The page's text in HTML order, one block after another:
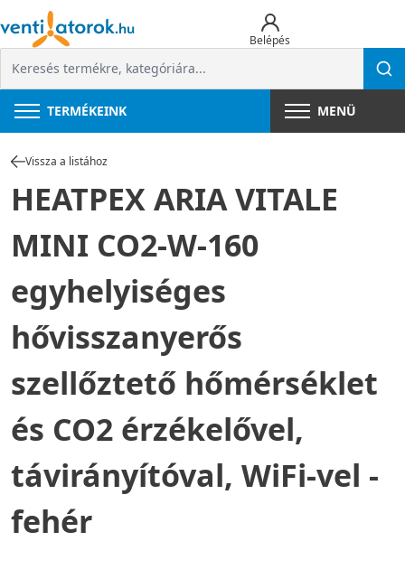
Belépés
TERMÉKEINK MENÜ
Vissza a listához
HEATPEX ARIA VITALE
MINI CO2-W-160
egyhelyiséges
hővisszanyerős
szellőztető hőmérséklet
és CO2 érzékelővel,
távirányítóval, WiFi-vel -
fehér